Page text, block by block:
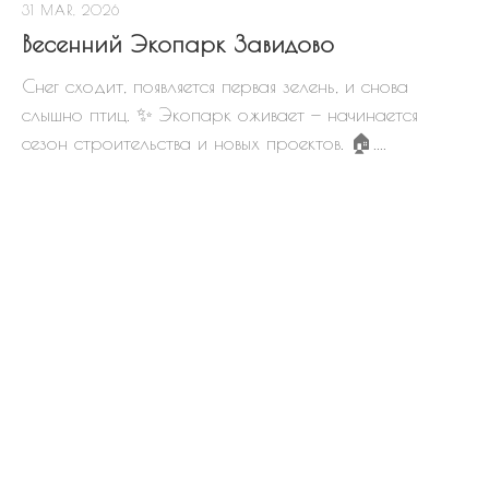
31 MAR, 2026
Весенний Экопарк Завидово
Снег сходит, появляется первая зелень, и снова
слышно птиц. ✨ Экопарк оживает — начинается
сезон строительства и новых проектов. 🏠....